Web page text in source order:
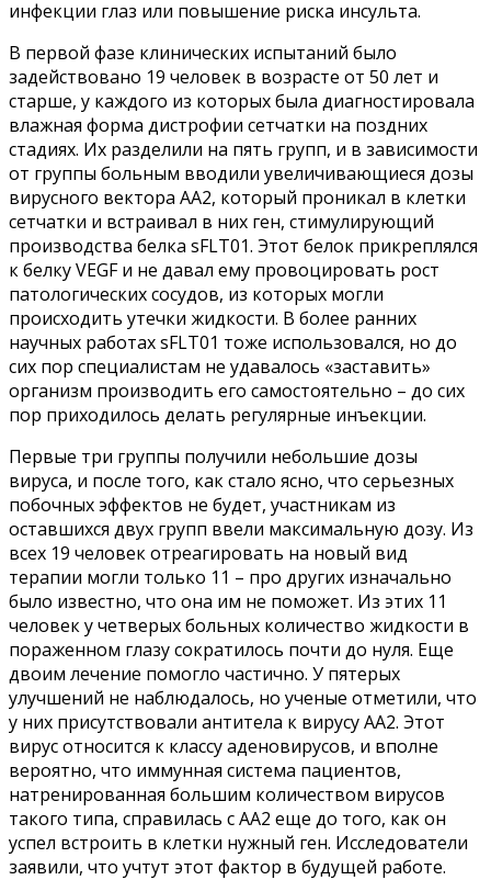
инфекции глаз или повышение риска инсульта.
В первой фазе клинических испытаний было
задействовано 19 человек в возрасте от 50 лет и
старше, у каждого из которых была диагностировала
влажная форма дистрофии сетчатки на поздних
стадиях. Их разделили на пять групп, и в зависимости
от группы больным вводили увеличивающиеся дозы
вирусного вектора AA2, который проникал в клетки
сетчатки и встраивал в них ген, стимулирующий
производства белка sFLT01. Этот белок прикреплялся
к белку VEGF и не давал ему провоцировать рост
патологических сосудов, из которых могли
происходить утечки жидкости. В более ранних
научных работах sFLT01 тоже использовался, но до
сих пор специалистам не удавалось «заставить»
организм производить его самостоятельно – до сих
пор приходилось делать регулярные инъекции.
Первые три группы получили небольшие дозы
вируса, и после того, как стало ясно, что серьезных
побочных эффектов не будет, участникам из
оставшихся двух групп ввели максимальную дозу. Из
всех 19 человек отреагировать на новый вид
терапии могли только 11 – про других изначально
было известно, что она им не поможет. Из этих 11
человек у четверых больных количество жидкости в
пораженном глазу сократилось почти до нуля. Еще
двоим лечение помогло частично. У пятерых
улучшений не наблюдалось, но ученые отметили, что
у них присутствовали антитела к вирусу AA2. Этот
вирус относится к классу аденовирусов, и вполне
вероятно, что иммунная система пациентов,
натренированная большим количеством вирусов
такого типа, справилась с AA2 еще до того, как он
успел встроить в клетки нужный ген. Исследователи
заявили, что учтут этот фактор в будущей работе.